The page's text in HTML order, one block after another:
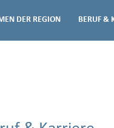
DER REGION BERUF &